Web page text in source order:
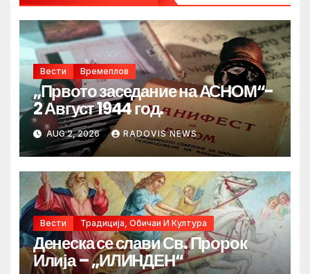
Вести Времеплов
„Првото заседание на АСНОМ“-
2 Август 1944 год.
AUG 2, 2026 RADOVIS NEWS
Вести Традиција, Обичаи И Култура
Денеска се слави Св. Пророк
Илија – „ИЛИНДЕН“